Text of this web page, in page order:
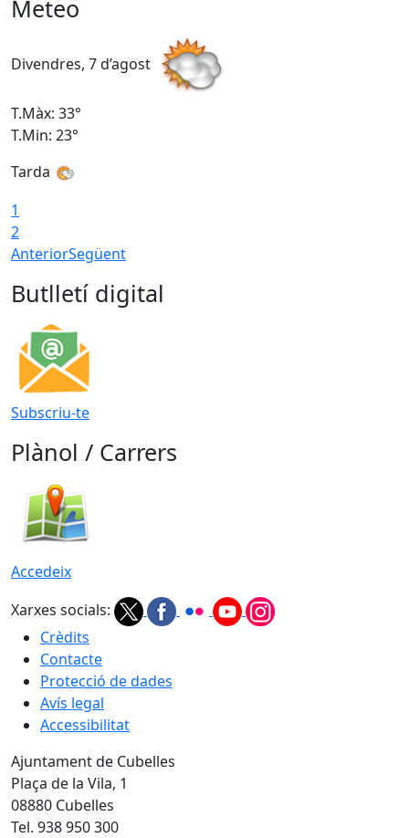
Meteo
Divendres, 7 d’agost
T.Màx: 33°
T.Min: 23°
Tarda
1
2
AnteriorSegüent
Butlletí digital
Subscriu-te
Plànol / Carrers
Accedeix
Xarxes socials:
Crèdits
Contacte
Protecció de dades
Avís legal
Accessibilitat
Ajuntament de Cubelles
Plaça de la Vila, 1
08880 Cubelles
Tel. 938 950 300